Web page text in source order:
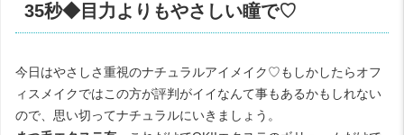
35秒◆目力よりもやさしい瞳で♡
今日はやさしさ重視のナチュラルアイメイク♡もしかしたらオフ
ィスメイクではこの方が評判がイイなんて事もあるかもしれない
ので、思い切ってナチュラルにいきましょう。